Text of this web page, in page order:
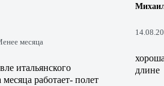
месяца
итальянского
работает- полет
длине